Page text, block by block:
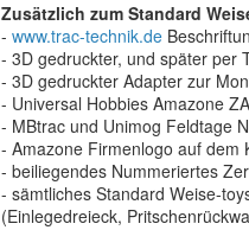
Zusätzlich zum Standard
- www.trac-technik.de
- 3D gedruckter, und später per
- 3D gedruckter Adapter zur
- Universal Hobbies Amazone
- MBtrac und Unimog Feldtage
- Amazone Firmenlogo auf dem
- beiliegendes Nummeriertes
- sämtliches Standard Weise-
(Einlegedreieck,